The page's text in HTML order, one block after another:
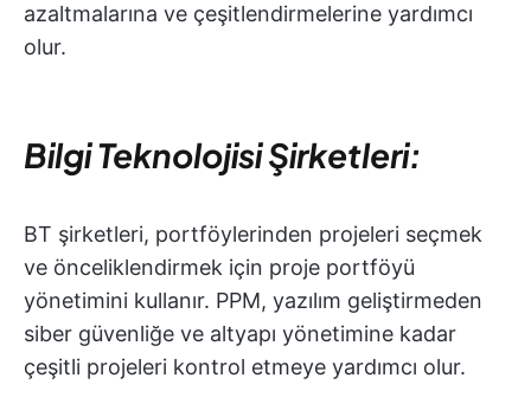
azaltmalarına ve çeşitlendirmelerine yardımcı
olur.
Bilgi Teknolojisi Şirketleri:
BT şirketleri, portföylerinden projeleri seçmek
ve önceliklendirmek için proje portföyü
yönetimini kullanır. PPM, yazılım geliştirmeden
siber güvenliğe ve altyapı yönetimine kadar
çeşitli projeleri kontrol etmeye yardımcı olur.